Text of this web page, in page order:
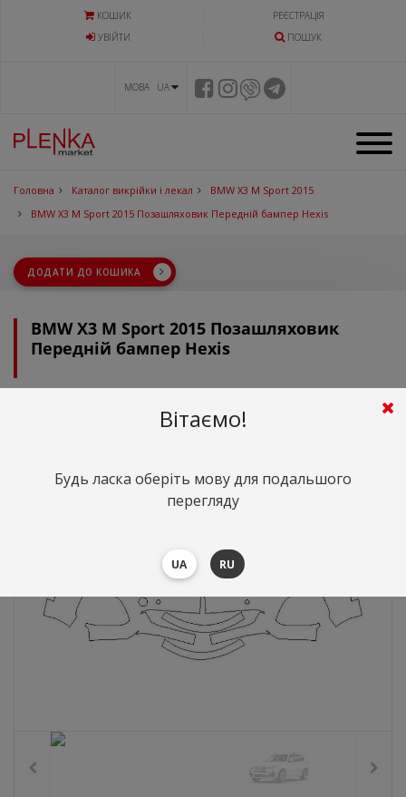
КОШИК
РЕЄСТРАЦІЯ
УВIЙТИ
ПОШУК
МОВА UA
Головна Каталог викрійки і лекал
BMW X3 M Sport 2015
BMW X3 M Sport 2015 Позашляховик Передній бампер Hexis
ДОДАТИ ДО КОШИКА
BMW X3 M Sport 2015 Позашляховик
Передній бампер Hexis
грн. ($168.48)
Вітаємо!
Будь ласка оберіть мову для подальшого
перегляду
UA RU